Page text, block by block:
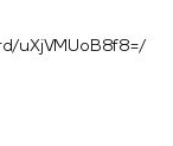
uXjVMUoB8f8=/